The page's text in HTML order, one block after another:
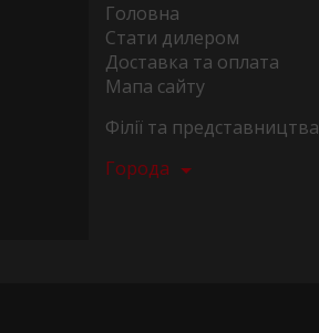
Головна
Стати дилером
Доставка та оплата
Мапа сайту
Філії та представництва
Города